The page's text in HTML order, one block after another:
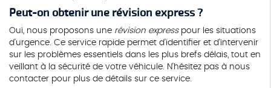
Peut-on obtenir une révision express ?
Oui, nous proposons une révision expresspour les situations
d'urgence. Ce service rapide permet d'identifier et d'intervenir
sur les problèmes essentiels dans les plus brefs délais, tout en
veillant à la sécurité de votre véhicule. N'hésitez pas à nous
contacter pour plus de détails sur ce service.